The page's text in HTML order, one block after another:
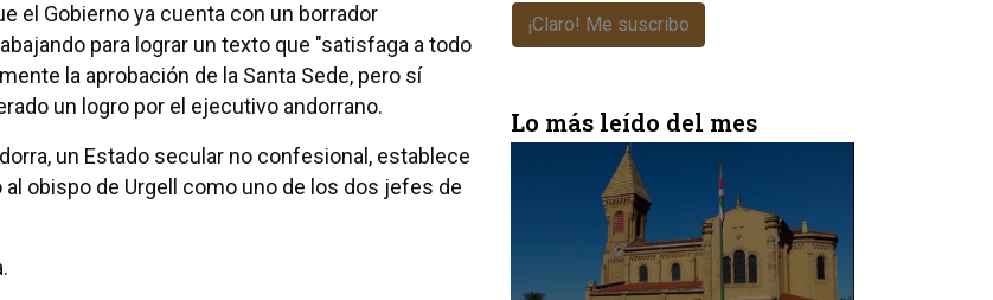
el Gobierno ya cuenta con un borrador
para lograr un texto que "satisfaga a todo
la aprobación de la Santa Sede, pero sí
un logro por el ejecutivo andorrano.
un Estado secular no confesional, establece
obispo de Urgell como uno de los dos jefes de
¡Claro! Me suscribo
Lo más leído del mes